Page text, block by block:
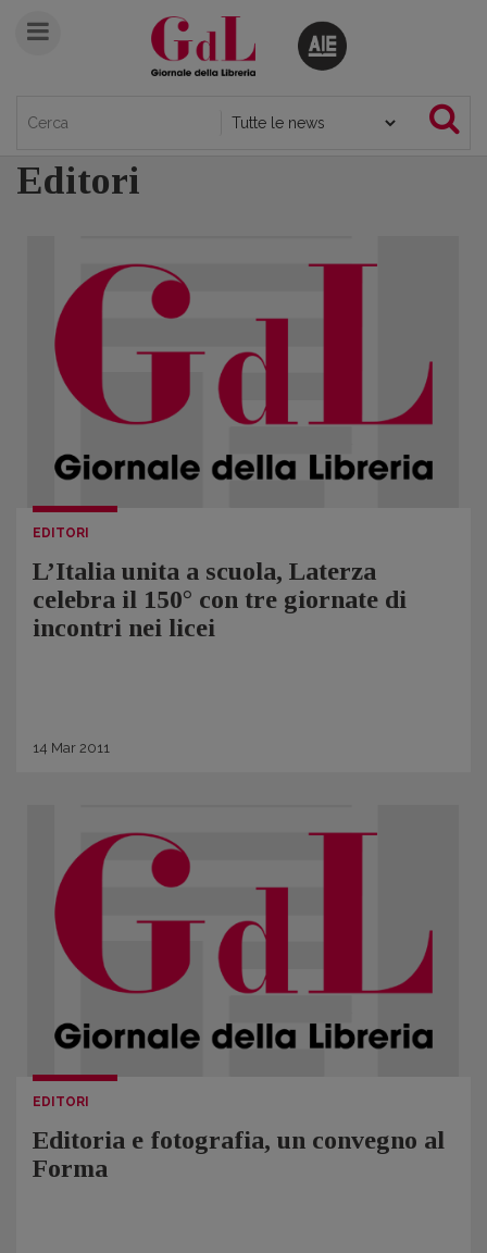
Editori
EDITORI
L’Italia unita a scuola, Laterza
celebra il 150° con tre giornate di
incontri nei licei
14 Mar 2011
EDITORI
Editoria e fotografia, un convegno al
Forma